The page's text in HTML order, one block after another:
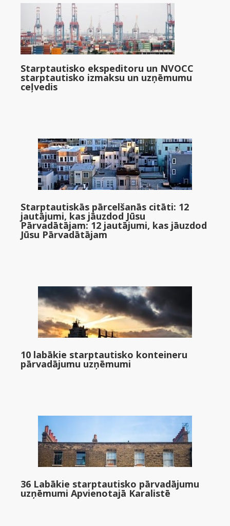
Starptautisko ekspeditoru un NVOCC
starptautisko izmaksu un uzņēmumu
ceļvedis
Starptautiskās pārcelšanās citāti: 12
jautājumi, kas jāuzdod Jūsu
Pārvadātājam: 12 jautājumi, kas jāuzdod
Jūsu Pārvadātājam
10 labākie starptautisko konteineru
pārvadājumu uzņēmumi
36 Labākie starptautisko pārvadājumu
uzņēmumi Apvienotajā Karalistē